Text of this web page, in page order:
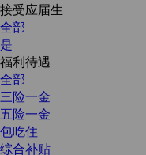
接受应届生
全部
是
福利待遇
全部
三险一金
五险一金
包吃住
综合补贴